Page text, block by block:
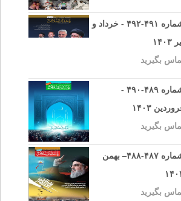
شماره ۴۹۱-۴۹۲ - خرداد و
بگیرید
شماره ۴۸۹-۴۹۰ -
۱۴۰۳
بگیرید
شماره ۴۸۷-۴۸۸– بهمن
بگیرید